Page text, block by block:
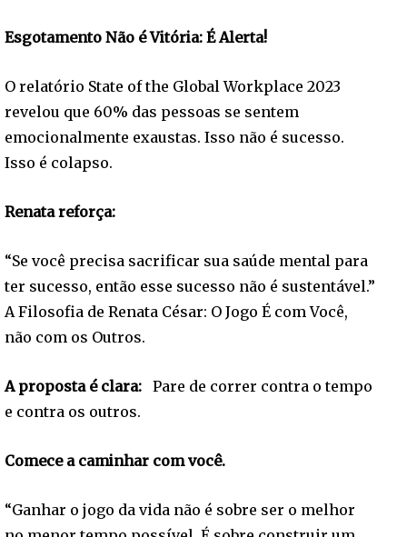
Esgotamento Não é Vitória: É Alerta!
O relatório State of the Global Workplace 2023
revelou que 60% das pessoas se sentem
emocionalmente exaustas. Isso não é sucesso.
Isso é colapso.
Renata reforça:
“Se você precisa sacrificar sua saúde mental para
ter sucesso, então esse sucesso não é sustentável.”
A Filosofia de Renata César: O Jogo É com Você,
não com os Outros.
A proposta é clara: Pare de correr contra o tempo
e contra os outros.
Comece a caminhar com você.
“Ganhar o jogo da vida não é sobre ser o melhor